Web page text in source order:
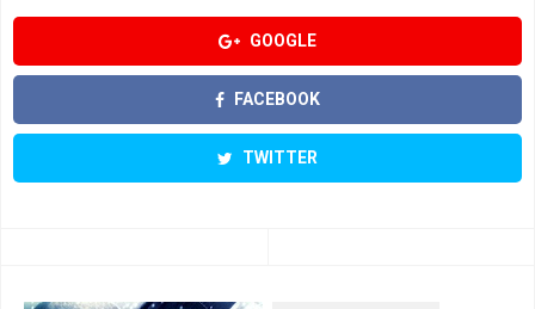
GOOGLE
FACEBOOK
TWITTER